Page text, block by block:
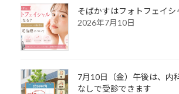
そばかすはフォトフェイシ
2026年7月10日
7月10日（金）午後は、内
なしで受診できます